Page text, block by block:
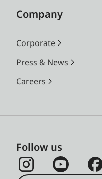
Company
Corporate
Press & News
Careers
Follow us